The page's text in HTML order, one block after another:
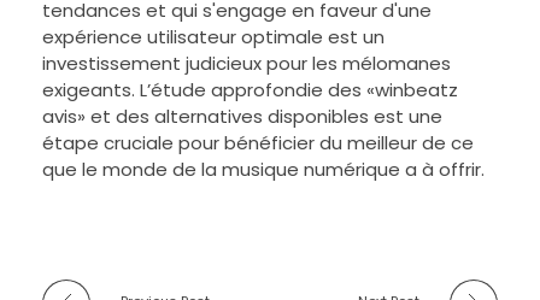
tendances et qui s'engage en faveur d'une
expérience utilisateur optimale est un
investissement judicieux pour les mélomanes
exigeants. L’étude approfondie des «winbeatz
avis» et des alternatives disponibles est une
étape cruciale pour bénéficier du meilleur de ce
que le monde de la musique numérique a à offrir.